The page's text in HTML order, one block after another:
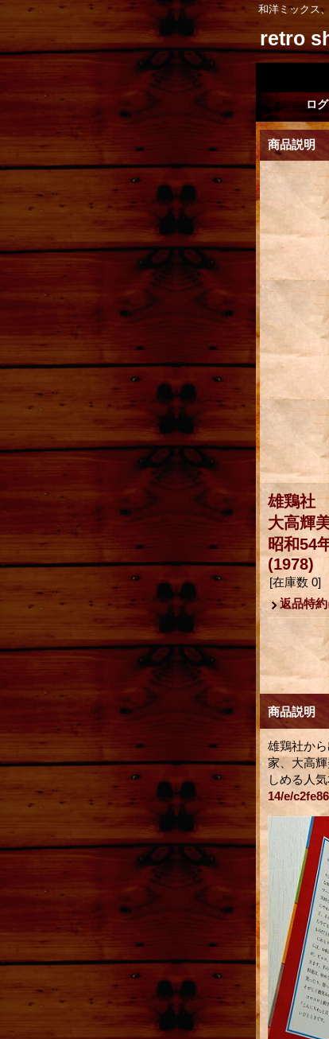
和洋ミックス
retro
ロ
商品説明
雄鶏社
大高輝
昭和54
(1978)
[在庫数 0]
返品特
商品説明
雄鶏社か
家、大高
しめる人
14/e/